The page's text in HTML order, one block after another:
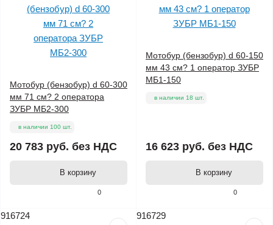
0
Мотобур (бензобур) d 60-300
мм 71 см? 2 оператора
ЗУБР МБ2-300
в наличии 100 шт.
20 783 руб. без НДС
В корзину
0
Мотобур (бензобур) d 60-150
мм 43 см? 1 оператор ЗУБР
МБ1-150
в наличии 18 шт.
16 623 руб. без НДС
В корзину
916724 916729